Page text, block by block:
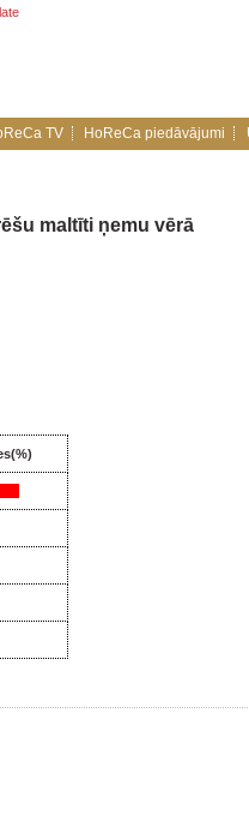
TV HoReCa piedāvājumi
maltīti ņemu vērā